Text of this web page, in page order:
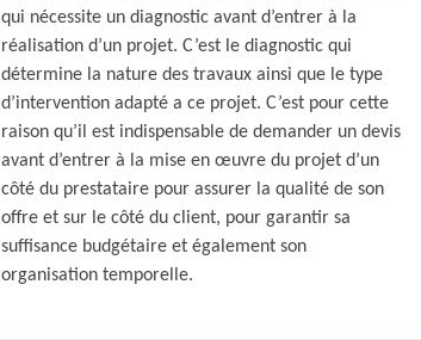
qui nécessite un diagnostic avant d’entrer à la
réalisation d’un projet. C’est le diagnostic qui
détermine la nature des travaux ainsi que le type
d’intervention adapté a ce projet. C’est pour cette
raison qu’il est indispensable de demander un devis
avant d’entrer à la mise en œuvre du projet d’un
côté du prestataire pour assurer la qualité de son
offre et sur le côté du client, pour garantir sa
suffisance budgétaire et également son
organisation temporelle.